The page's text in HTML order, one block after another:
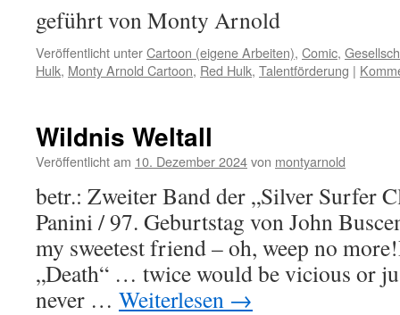
geführt von Monty Arnold
Veröffentlicht unterCartoon (eigene Arbeiten), Comic,
Hulk, Monty Arnold Cartoon, Red Hulk, Talentförderung |
Wildnis Weltall
Veröffentlicht am 10. Dezember 2024von montyarnold
betr.: Zweiter Band der „Silver Surfer
Panini / 97. Geburtstag von John
my sweetest friend – oh, weep no
„Death“ … twice would be vicious or
never … Weiterlesen →